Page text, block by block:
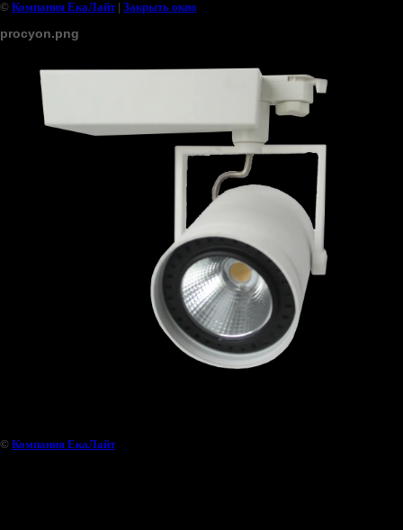
© Компания ЕкаЛайт| Закрыть окно
procyon.png
© Компания ЕкаЛайт